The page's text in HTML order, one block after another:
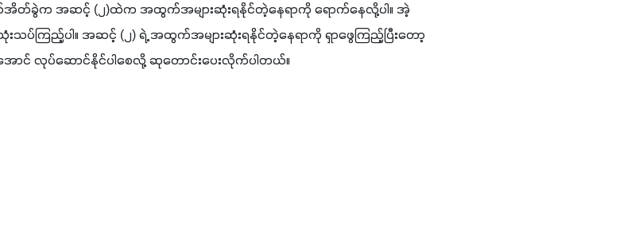
စ်အိတ်ခွဲက အဆင့် (၂)ထဲက အထွက်အများဆုံးရနိုင်တဲ့နေရာကို ရောက်နေလို့ပါ။ အဲ့
းသပ်ကြည့်ပါ။ အဆင့် (၂) ရဲ့ အထွက်အများဆုံးရနိုင်တဲ့နေရာကို ရှာဖွေကြည့်ပြီးတော့
င် လုပ်ဆောင်နိုင်ပါစေလို့ ဆုတောင်းပေးလိုက်ပါတယ်။